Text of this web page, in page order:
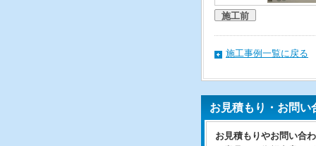
施工前
施工事例一覧に戻る
お見積もり・お問い
お見積もりやお問い合